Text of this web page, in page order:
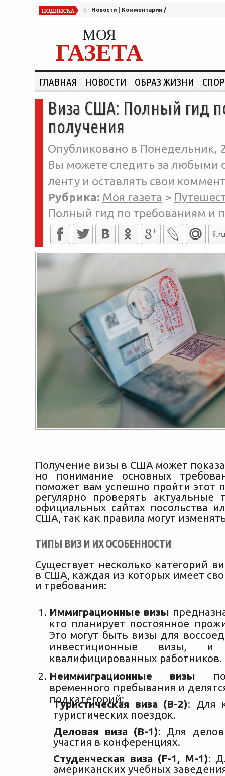
Новости Комментарии /
МОЯ
ГАЗЕТА
ГЛАВНАЯ НОВОСТИ ОБРАЗ ЖИЗНИ
Виза США: Полный гид
получения
Опубликовано в Понедельник,
Вы можете следить за любыми
ленту и оставлять свои
Рубрика: Моя газета >
Полный гид по требованиям и
Получение визы в США может
но понимание основных
поможет вам успешно пройти этот
регулярно проверять актуальные
официальных сайтах посольства
США, так как правила могут
ТИПЫ ВИЗ И ИХ ОСОБЕННОСТИ
Существует несколько категорий
в США, каждая из которых имеет
и требования:
Иммиграционные визы
кто планирует постоянное
Это могут быть визы для
инвестиционные визы,
квалифицированных работников.
Неиммиграционные визы
временного пребывания и
подкатегорий:
Туристическая виза (B-2): Для
туристических поездок.
Деловая виза (B-1): Для
участия в конференциях.
Студенческая виза (F-1, M-1):
американских учебных